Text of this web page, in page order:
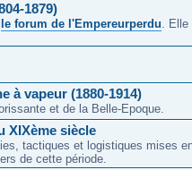
1879)
le forum de l'Empereurperdu. Elle
à vapeur (1880-1914)
et de la Belle-Epoque.
XIXème siècle
tactiques et logistiques mises
de cette période.